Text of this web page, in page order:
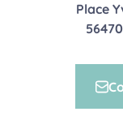
Place